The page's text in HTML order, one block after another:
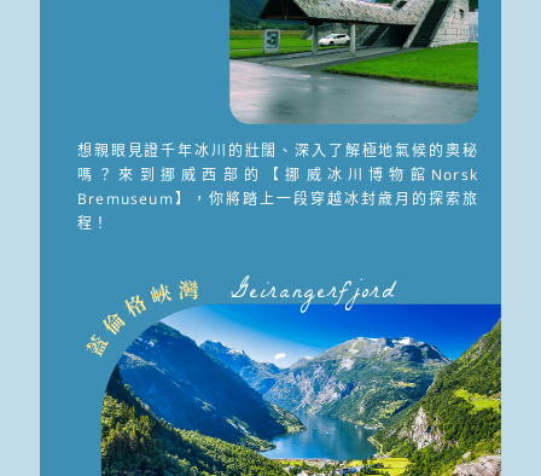
想親眼見證千年冰川的壯闊、深入了解極地氣候的奧秘
嗎？來到挪威西部的【挪威冰川博物館Norsk
Bremuseum】，你將踏上一段穿越冰封歲月的探索旅
程！
Geirangerfjord